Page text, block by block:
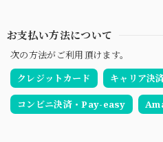
お支払い方法について
次の方法がご利用頂けます。
クレジットカード
キャリア決
コンビニ決済・Pay-easy